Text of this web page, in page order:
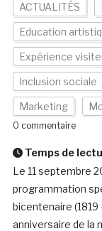
ACTUALITÉS
Education
Expérience
Inclusion sociale
Marketing
0 commentaire
Temps de
Le 11 septembre
programmation
bicentenaire
anniversaire de la